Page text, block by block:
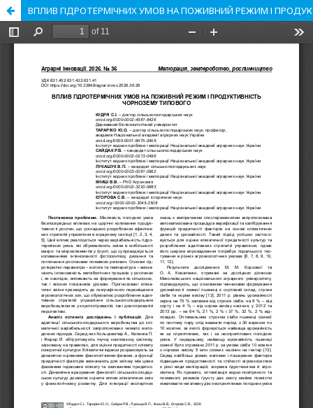
ВПЛИВ ГІДРОТЕРМІЧНИХ УМОВ НА ПОЖИВНИЙ РЕЖИМ І